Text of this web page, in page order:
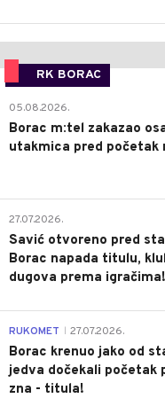
RK BORAC
05.08.2026.
Borac m:tel zakazao
utakmica pred početak
27.07.2026.
Savić otvoreno pred
Borac napada titulu,
dugova prema igračima!
RUKOMET 27.07.2026.
Borac krenuo jako od
jedva dočekali početak
zna - titula!